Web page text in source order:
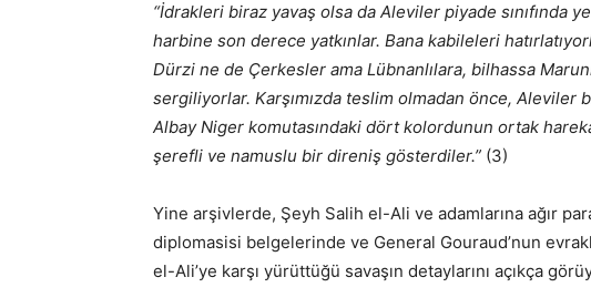
“İdrakleri biraz yavaş olsa da Aleviler piyade sınıfında
harbine son derece yatkınlar. Bana kabileleri
Dürzi ne de Çerkesler ama Lübnanlılara, bilhassa
sergiliyorlar. Karşımızda teslim olmadan önce, Aleviler
Albay Niger komutasındaki dört kolordunun ortak
şerefli ve namuslu bir direniş gösterdiler.” (3)
Yine arşivlerde, Şeyh Salih el-Ali ve adamlarına ağır
diplomasisi belgelerinde ve General Gouraud’nun
el-Ali’ye karşı yürüttüğü savaşın detaylarını açıkça